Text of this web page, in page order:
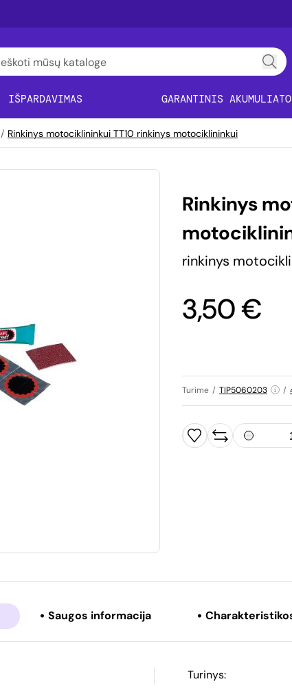
IŠPARDAVIMAS GARANTINIS
/ Rinkinys motociklininkui TT10 rinkinys motociklininkui
Rinkinys
rinkinys
3,50 €
Turime / TIP5060203 /
Saugos informacija
Turinys: